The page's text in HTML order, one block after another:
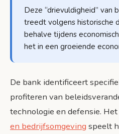
Deze “drievuldigheid” van
treedt volgens historische
behalve tijdens
het in een groeiende
De bank identificeert
profiteren van
technologie en defensie. Het
en bedrijfsomgeving speelt